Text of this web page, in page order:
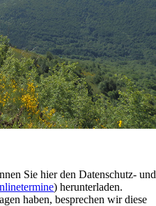
Sie hier den Datenschutz- und
) herunterladen.
haben, besprechen wir diese